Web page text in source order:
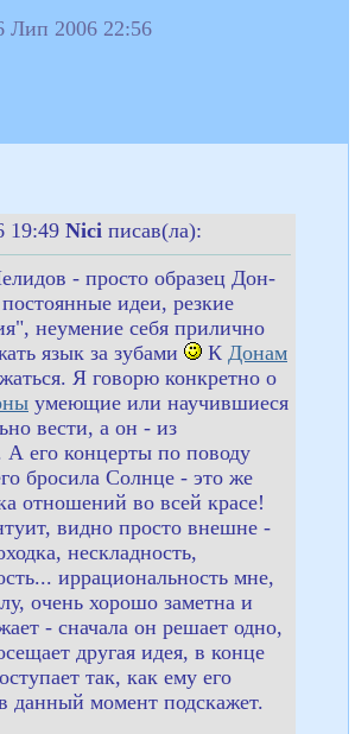
Лип 2006 22:56
19:49 Nici писав(ла):
- просто образец Дон-
идеи, резкие
неумение себя прилично
язык за зубами
К Донам
Я говорю конкретно о
умеющие или научившиеся
вести, а он - из
его концерты по поводу
бросила Солнце - это же
отношений во всей красе!
видно просто внешне -
нескладность,
иррациональность мне,
очень хорошо заметна и
- сначала он решает одно,
другая идея, в конце
так, как ему его
данный момент подскажет.